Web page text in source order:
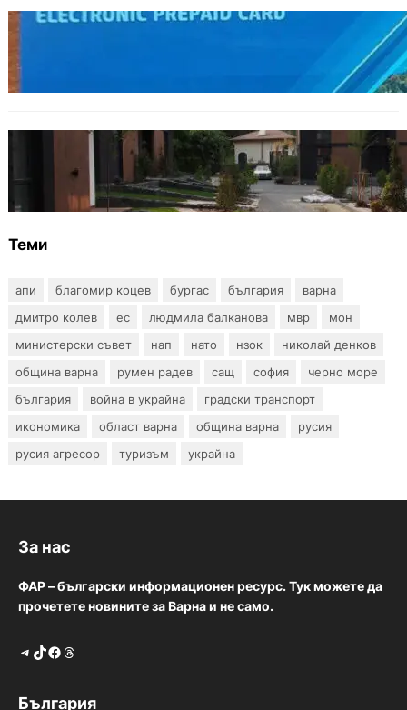
ОБЩЕСТВО
БЪЛГАРИЯ
12 съдебни дела оспорват заповедите за
събаряне на сгради в местността „Баба
Алино“
Теми
апи благомир коцев бургас българия
варна
дмитро колев
ес людмила балканова мвр
мон
министерски съвет
нап нато нзок
николай денков
община варна
румен радев сащ софия
черно море
българия
война в украйна
градски транспорт
икономика
област варна община варна
русия
русия агресор
туризъм украйна
За нас
ФАР – български информационен ресурс. Тук можете да
прочетете новините за Варна и не само.
Telegram TikTok Facebook Threads
България